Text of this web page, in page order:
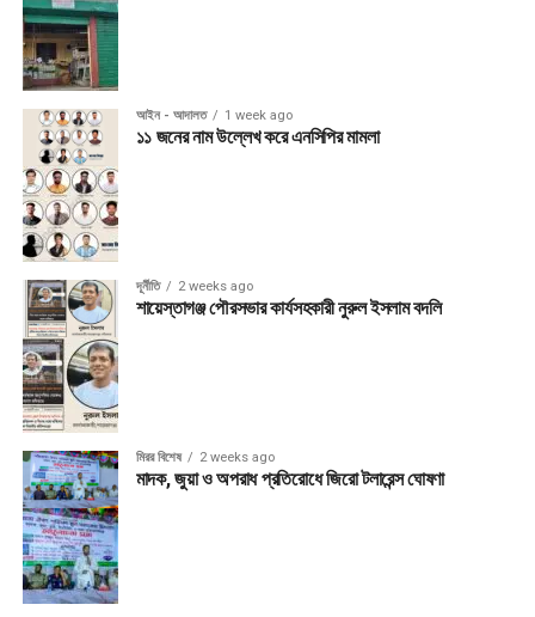
আইন - আদালত 1 week ago
১১ জনের নাম উল্লেখ করে এনসিপির মামলা
দূর্নীতি 2 weeks ago
শায়েস্তাগঞ্জ পৌরসভার কার্যসহকারী নুরুল ইসলাম বদলি
মিরর বিশেষ 2 weeks ago
মাদক, জুয়া ও অপরাধ প্রতিরোধে জিরো টলারেন্স ঘোষণা